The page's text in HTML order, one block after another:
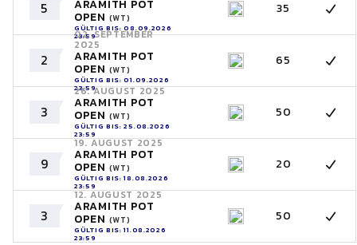
5 ARAMITH POT
OPEN (WT)
GÜLTIG BIS: 08.09.2026
23:59
35
2
02. SEPTEMBER
2025
ARAMITH POT
OPEN (WT)
GÜLTIG BIS: 01.09.2026
23:59
65
3
26. AUGUST 2025
ARAMITH POT
OPEN (WT)
GÜLTIG BIS: 25.08.2026
23:59
50
9
19. AUGUST 2025
ARAMITH POT
OPEN (WT)
GÜLTIG BIS: 18.08.2026
23:59
20
3
12. AUGUST 2025
ARAMITH POT
OPEN (WT)
GÜLTIG BIS: 11.08.2026
23:59
50